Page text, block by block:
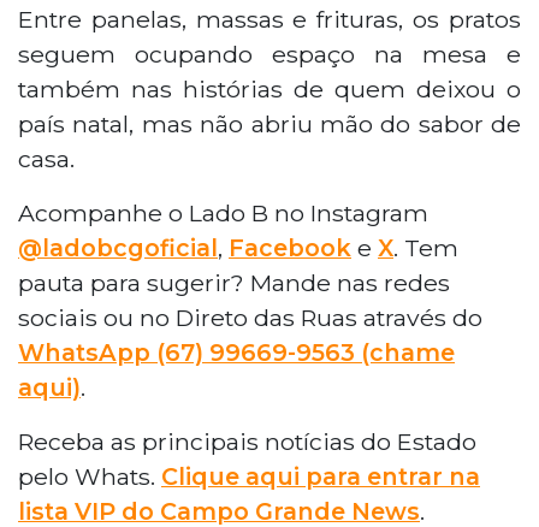
Entre panelas, massas e frituras, os pratos
seguem ocupando espaço na mesa e
também nas histórias de quem deixou o
país natal, mas não abriu mão do sabor de
casa.
Acompanhe o Lado B no Instagram
@ladobcgoficial, Facebook e X. Tem
pauta para sugerir? Mande nas redes
sociais ou no Direto das Ruas através do
WhatsApp (67) 99669-9563 (chame
aqui).
Receba as principais notícias do Estado
pelo Whats. Clique aqui para entrar na
lista VIP do Campo Grande News.